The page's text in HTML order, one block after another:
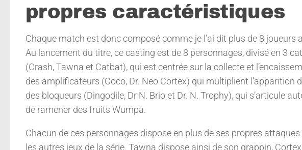
propres caractéristiques
Chaque match est donc composé comme je l’ai dit plus de 8
Au lancement du titre, ce casting est de 8 personnages, divisé en 3
(Crash, Tawna et Catbat), qui est centrée sur la collecte et
des amplificateurs (Coco, Dr. Neo Cortex) qui multiplient l’apparition
des bloqueurs (Dingodile, Dr N. Brio et Dr. N. Trophy), qui s’articule
de ramener des fruits Wumpa.
Chacun de ces personnages dispose en plus de ses propres
les autres jeux de la série. Tawna dispose ainsi de son grappin,